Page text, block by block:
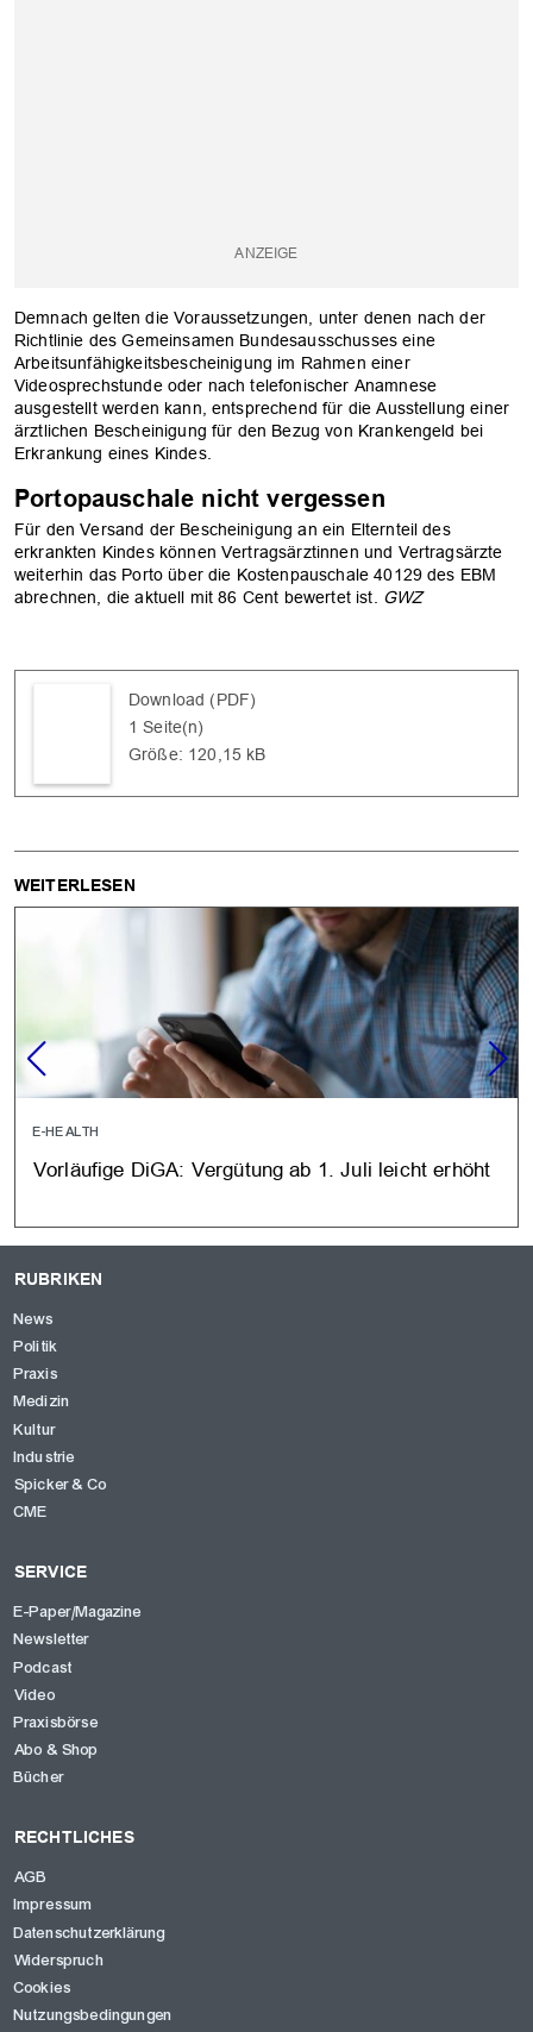
Demnach gelten die Voraussetzungen, unter denen nach der
Richtlinie des Gemeinsamen Bundesausschusses eine
Arbeitsunfähigkeitsbescheinigung im Rahmen einer
Videosprechstunde oder nach telefonischer Anamnese
ausgestellt werden kann, entsprechend für die Ausstellung einer
ärztlichen Bescheinigung für den Bezug von Krankengeld bei
Erkrankung eines Kindes.
Portopauschale nicht vergessen
Für den Versand der Bescheinigung an ein Elternteil des
erkrankten Kindes können Vertragsärztinnen und Vertragsärzte
weiterhin das Porto über die Kostenpauschale 40129 des EBM
abrechnen, die aktuell mit 86 Cent bewertet ist. GWZ
Download (PDF)
1 Seite(n)
Größe: 120,15 kB
WEITERLESEN
E-HEALTH
Vorläufige DiGA: Vergütung ab 1. Juli leicht erhöht
RUBRIKEN
News
Politik
Praxis
Medizin
Kultur
Industrie
Spicker & Co
CME
SERVICE
E-Paper/Magazine
Newsletter
Podcast
Video
Praxisbörse
Abo & Shop
Bücher
RECHTLICHES
AGB
Impressum
Datenschutzerklärung
Widerspruch
Cookies
Nutzungsbedingungen